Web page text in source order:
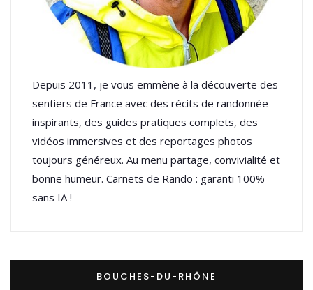
Depuis 2011, je vous emmène à la découverte des
sentiers de France avec des récits de randonnée
inspirants, des guides pratiques complets, des
vidéos immersives et des reportages photos
toujours généreux. Au menu partage, convivialité et
bonne humeur. Carnets de Rando : garanti 100%
sans IA !
BOUCHES-DU-RHÔNE